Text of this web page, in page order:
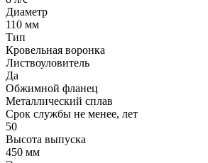
Диаметр
110 мм
Тип
Кровельная воронка
Листвоуловитель
Да
Обжимной фланец
Металлический сплав
Срок службы не менее, лет
50
Высота выпуска
450 мм